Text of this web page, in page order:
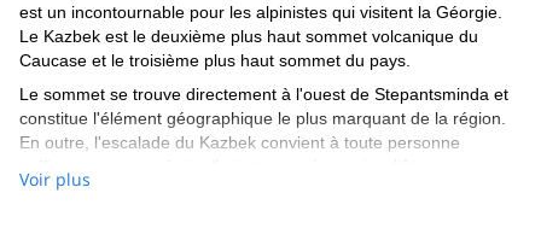
est un incontournable pour les alpinistes qui visitent la Géorgie.
Le Kazbek est le deuxième plus haut sommet volcanique du
Caucase et le troisième plus haut sommet du pays.
Le sommet se trouve directement à l'ouest de Stepantsminda et
constitue l'élément géographique le plus marquant de la région.
En outre, l'escalade du Kazbek convient à toute personne
alpiniste expérimenté ou un grimpeur pour atteindre le
Voir plus